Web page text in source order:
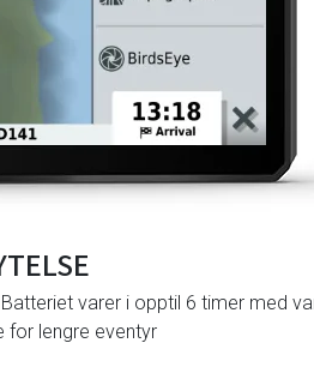
varer i opptil 6 timer med
for lengre eventyr